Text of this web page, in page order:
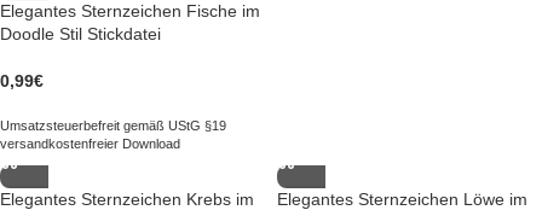
Elegantes Sternzeichen Fische im
Doodle Stil Stickdatei
0,99€
Umsatzsteuerbefreit gemäß UStG §19
versandkostenfreier Download
Elegantes Sternzeichen Krebs im
Elegantes Sternzeichen Löwe im